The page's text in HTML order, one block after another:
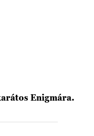
Enigmára.